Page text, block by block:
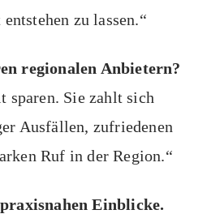
zu lassen.“
regionalen Anbietern?
sparen. Sie zahlt sich
Ausfällen, zufriedenen
Ruf in der Region.“
Einblicke.